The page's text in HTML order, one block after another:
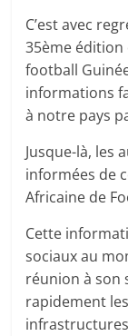
C’est avec
35ème édition
football
informations
à notre pays
Jusque-là, les
informées de
Africaine de
Cette
sociaux au
réunion à son
rapidement